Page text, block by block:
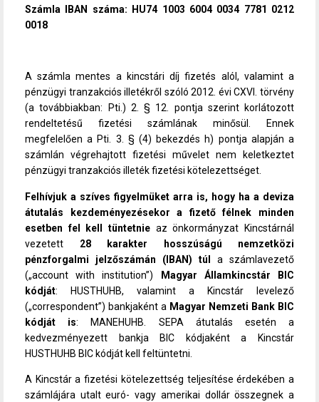
Számla IBAN száma: HU74 1003 6004 0034 7781 0212
0018
A számla mentes a kincstári díj fizetés alól, valamint a
pénzügyi tranzakciós illetékről szóló 2012. évi CXVI. törvény
(a továbbiakban: Pti.) 2. § 12. pontja szerint korlátozott
rendeltetésű fizetési számlának minősül. Ennek
megfelelően a Pti. 3. § (4) bekezdés h) pontja alapján a
számlán végrehajtott fizetési művelet nem keletkeztet
pénzügyi tranzakciós illeték fizetési kötelezettséget.
Felhívjuk a szíves figyelmüket arra is, hogy ha a deviza
átutalás kezdeményezésekor a fizető félnek minden
esetben fel kell tüntetnie az önkormányzat Kincstárnál
vezetett 28 karakter hosszúságú nemzetközi
pénzforgalmi jelzőszámán (IBAN) túl
a számlavezető
(„account with institution”)
Magyar Államkincstár BIC
kódját: HUSTHUHB, valamint a Kincstár levelező
(„correspondent”) bankjaként a Magyar Nemzeti Bank BIC
kódját is: MANEHUHB. SEPA átutalás esetén a
kedvezményezett bankja BIC kódjaként a Kincstár
HUSTHUHB BIC kódját kell feltüntetni.
A Kincstár a fizetési kötelezettség teljesítése érdekében a
számlájára utalt euró- vagy amerikai dollár összegnek a